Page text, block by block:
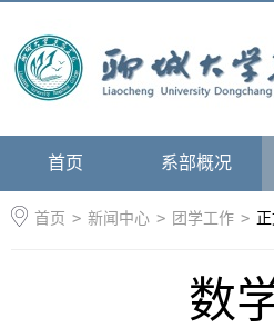
首页 系部概况
首页 > 新闻中心 > 团学工作 >
数